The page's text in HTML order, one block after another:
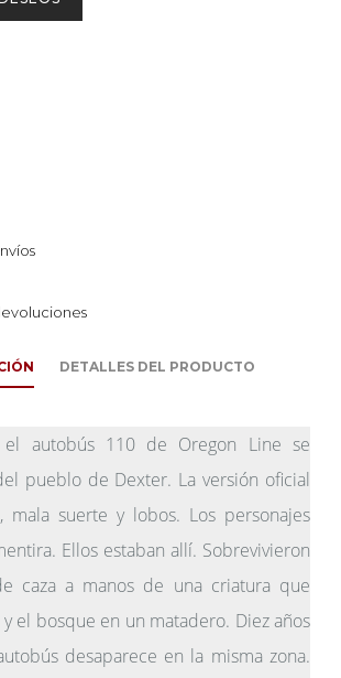
DETALLES DEL PRODUCTO
el autobús 110 de Oregon Line se
pueblo de Dexter. La versión oficial
mala suerte y lobos. Los personajes
Ellos estaban allí. Sobrevivieron
caza a manos de una criatura que
el bosque en un matadero. Diez años
desaparece en la misma zona.